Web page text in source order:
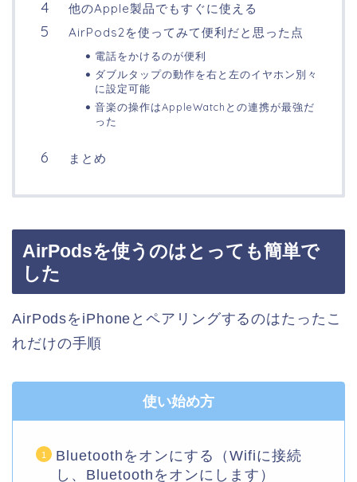
他のApple製品でもすぐに使える
AirPods2を使ってみて便利だと思った点
電話をかけるのが便利
ダブルタップの動作を右と左のイヤホン別々
に設定可能
音楽の操作はAppleWatchとの連携が最強だ
った
まとめ
AirPodsを使うのはとっても簡単で
した
AirPodsをiPhoneとペアリングするのはたったこ
れだけの手順
使い始め方
Bluetoothをオンにする（Wifiに接続
し、Bluetoothをオンにします）